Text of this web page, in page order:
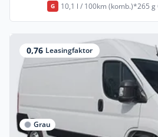
G 10,1 l / 100km (komb.)*265 g
0,76 Leasingfaktor
Grau